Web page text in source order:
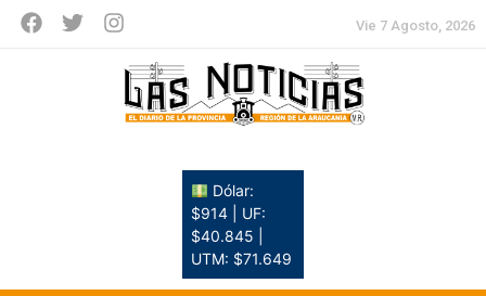
Vie 7 Agosto, 2026
Dólar:
$914 | UF:
$40.845 |
UTM: $71.649